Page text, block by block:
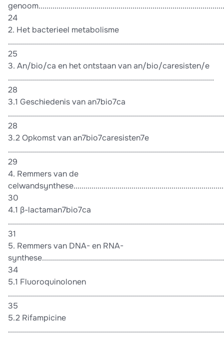
24
2. Het bacterieel metabolisme
25
3. An/bio/ca en het ontstaan van an/bio/caresisten/e
.......................................................................................................
28
3.1 Geschiedenis van an7bio7ca
28
3.2 Opkomst van an7bio7caresisten7e
29
4. Remmers van de
30
4.1 β-lactaman7bio7ca
31
5. Remmers van DNA- en RNA-
34
5.1 Fluoroquinolonen
35
5.2 Rifampicine